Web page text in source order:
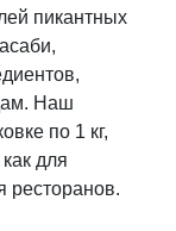
пикантных
Наш
по 1 кг,
для
ресторанов.